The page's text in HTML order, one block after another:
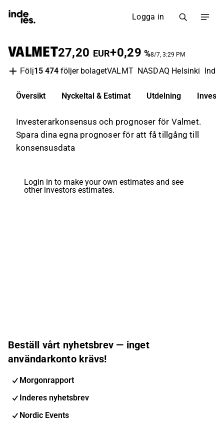
Logga in
VALMET27,20 EUR+0,29 %8/7, 3:29 PM
Följ15 474 följer bolagetVALMT NASDAQ Helsinki
Översikt Nyckeltal & Estimat Utdelning
Investerarkonsensus och prognoser för Valmet.
Spara dina egna prognoser för att få tillgång till
konsensusdata
Login in to make your own estimates and see
other investors estimates.
Beställ vårt nyhetsbrev — inget
användarkonto krävs!
Morgonrapport
Inderes nyhetsbrev
Nordic Events